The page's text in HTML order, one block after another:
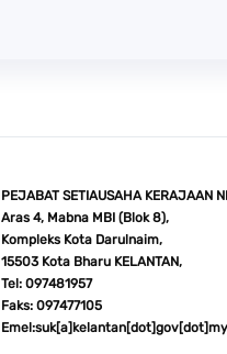
PEJABAT SETIAUSAHA KERAJAAN
Aras 4, Mabna MBI (Blok 8),
Kompleks Kota Darulnaim,
15503 Kota Bharu KELANTAN,
Tel: 097481957
Faks: 097477105
Emel:suk[a]kelantan[dot]gov[dot]my